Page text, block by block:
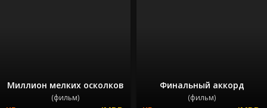
Миллион мелких осколков
(фильм)
Финальный аккорд
(фильм)